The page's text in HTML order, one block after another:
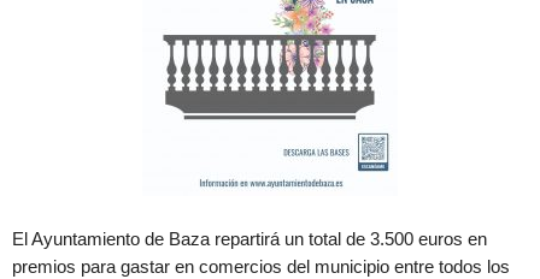
El Ayuntamiento de Baza repartirá un total de 3.500 euros en
premios para gastar en comercios del municipio entre todos los